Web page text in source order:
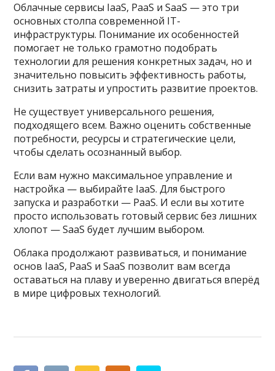
Облачные сервисы IaaS, PaaS и SaaS — это три
основных столпа современной IT-
инфраструктуры. Понимание их особенностей
помогает не только грамотно подобрать
технологии для решения конкретных задач, но и
значительно повысить эффективность работы,
снизить затраты и упростить развитие проектов.
Не существует универсального решения,
подходящего всем. Важно оценить собственные
потребности, ресурсы и стратегические цели,
чтобы сделать осознанный выбор.
Если вам нужно максимальное управление и
настройка — выбирайте IaaS. Для быстрого
запуска и разработки — PaaS. И если вы хотите
просто использовать готовый сервис без лишних
хлопот — SaaS будет лучшим выбором.
Облака продолжают развиваться, и понимание
основ IaaS, PaaS и SaaS позволит вам всегда
оставаться на плаву и уверенно двигаться вперёд
в мире цифровых технологий.